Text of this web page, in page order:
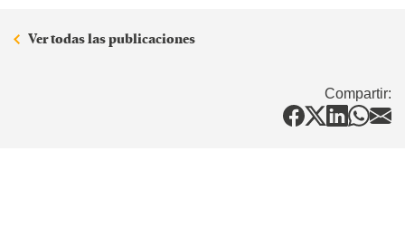
Ver todas las publicaciones
Compartir: